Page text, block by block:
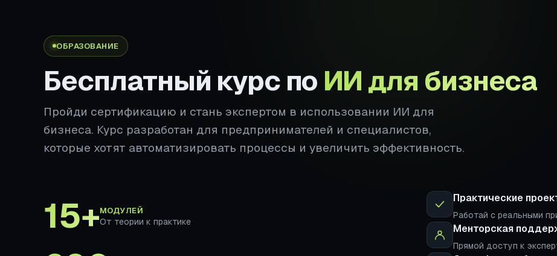
ОБРАЗОВАНИЕ
Бесплатный курс по ИИ для бизнеса
Пройди сертификацию и стань экспертом в использовании ИИ для
бизнеса. Курс разработан для предпринимателей и специалистов,
которые хотят автоматизировать процессы и увеличить эффективность.
15+МОДУЛЕЙ
От теории к практике
Практические
Работай с реальными
Менторская
Прямой доступ к